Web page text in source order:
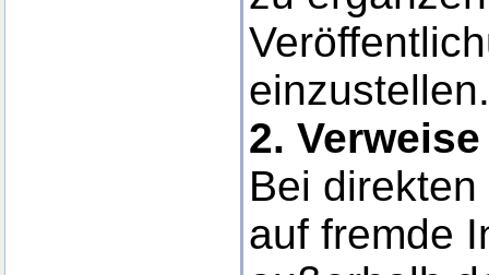
einzustellen.
2.
Bei
auf fremde